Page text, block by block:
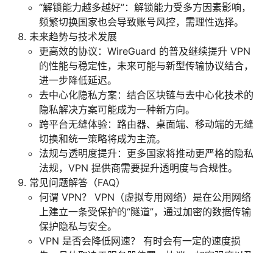
“解锁能力越多越好”：解锁能力受多方因素影响，
频繁切换国家也会导致账号风控，需理性选择。
未来趋势与技术发展
更高效的协议：WireGuard 的普及继续提升 VPN
的性能与稳定性，未来可能与新型传输协议结合，
进一步降低延迟。
去中心化隐私方案：结合区块链与去中心化技术的
隐私解决方案可能成为一种新方向。
跨平台无缝体验：路由器、桌面端、移动端的无缝
切换和统一策略将成为主流。
法规与透明度提升：更多国家将推动更严格的隐私
法规，VPN 提供商需要提升透明度与合规性。
常见问题解答（FAQ）
何谓 VPN？ VPN（虚拟专用网络）是在公用网络
上建立一条受保护的“隧道”，通过加密的数据传输
保护隐私与安全。
VPN 是否会降低网速？ 有时会有一定的速度损